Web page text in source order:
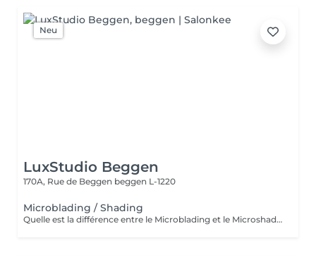
Neu
LuxStudio Beggen
170A, Rue de Beggen beggen L-1220
Microblading / Shading
Quelle est la différence entre le Microblading et le Microshading ? Le Microblading est une technique manuelle de maquillage semi-permanent qui imite parfaitement des poils fins et naturels. Idéal pour combler des zones clairsemées ou redessiner la ligne des sourcils tout en conservant un aspect très naturel. Effet « poil à poil ». Le Microshading, en revanche, utilise une technique de pigmentation par pointillé, similaire à un effet d'ombre ou de dégradé maquillé. Il donne un aspect plus doux, poudré et sophistiqué, idéal pour celles qui aiment un effet maquillage subtil mais structuré. Effet « ombré » ou « poudré ». Quelle technique choisir ? Microblading : pour un effet naturel, sourcils peu fournis ou très fins. Microshading : pour un look maquillé, des sourcils plus nets et définis. Technique mixte (combinée) : les deux techniques sont parfois associées pour un résultat sur mesure, avec poils à l'avant et ombrage à la queue du sourcil. Une consultation personnalisée est toujours recommandée pour déterminer la technique la plus adaptée à votre peau, à vos attentes et à votre style. Souhaitez-vous aussi que eu traduza em português ou adaptar para o público do Lux Studio?